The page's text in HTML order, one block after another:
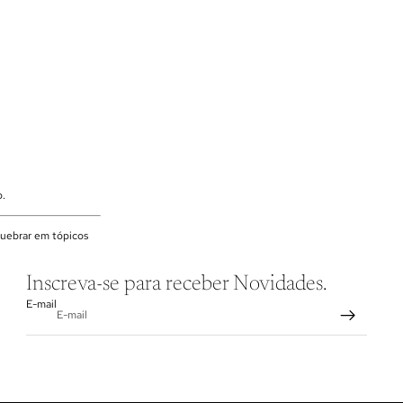
em tópicos
Inscreva-se para receber Novidades.
E-mail